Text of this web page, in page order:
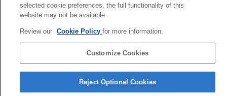
語言選擇頁面
5-054-923-85(3)
selected cookie preferences, the full functionality of this
website may not be available.
Review our Cookie Policyfor more information.
Customize Cookies
Reject Optional Cookies